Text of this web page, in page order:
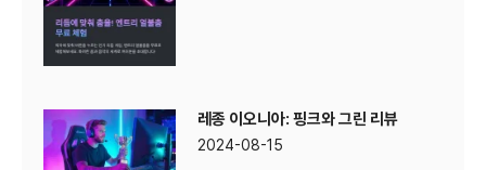
레종 이오니아: 핑크와 그린 리뷰
2024-08-15